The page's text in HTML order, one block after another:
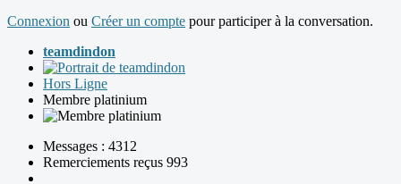
Connexion ou Créer un compte pour participer à la conversation.
teamdindon
Hors Ligne
Membre platinium
Messages : 4312
Remerciements reçus 993